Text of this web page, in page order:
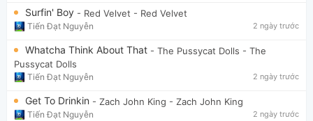
Surfin' Boy - Red Velvet - Red Velvet
Tiến Đạt Nguyễn 2 ngày trước
Whatcha Think About That - The Pussycat Dolls - The
Pussycat Dolls
Tiến Đạt Nguyễn 2 ngày trước
Get To Drinkin - Zach John King - Zach John King
Tiến Đạt Nguyễn 2 ngày trước